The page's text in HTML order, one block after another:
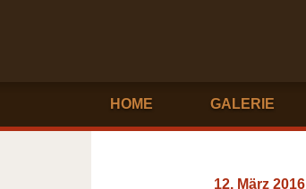
HOME GALERIE
12. März 2016